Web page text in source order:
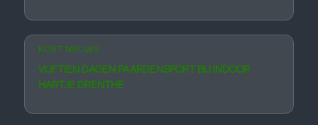
KORT NIEUWS
VIJFTIEN DAGEN PAARDENSPORT BIJ INDOOR
HARTJE DRENTHE